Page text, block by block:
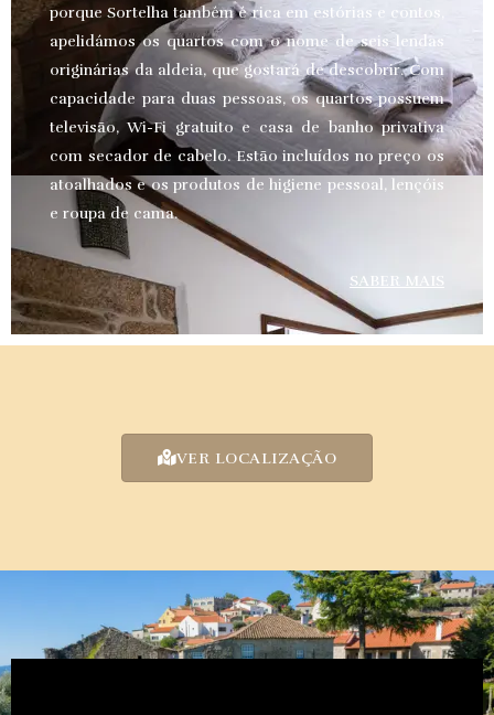
porque Sortelha também é rica em estórias e contos,
apelidámos os quartos com o nome de seis lendas
originárias da aldeia, que gostará de descobrir. Com
capacidade para duas pessoas, os quartos possuem
televisão, Wi-Fi gratuito e casa de banho privativa
com secador de cabelo. Estão incluídos no preço os
atoalhados e os produtos de higiene pessoal, lençóis
e roupa de cama.
SABER MAIS
VER LOCALIZAÇÃO